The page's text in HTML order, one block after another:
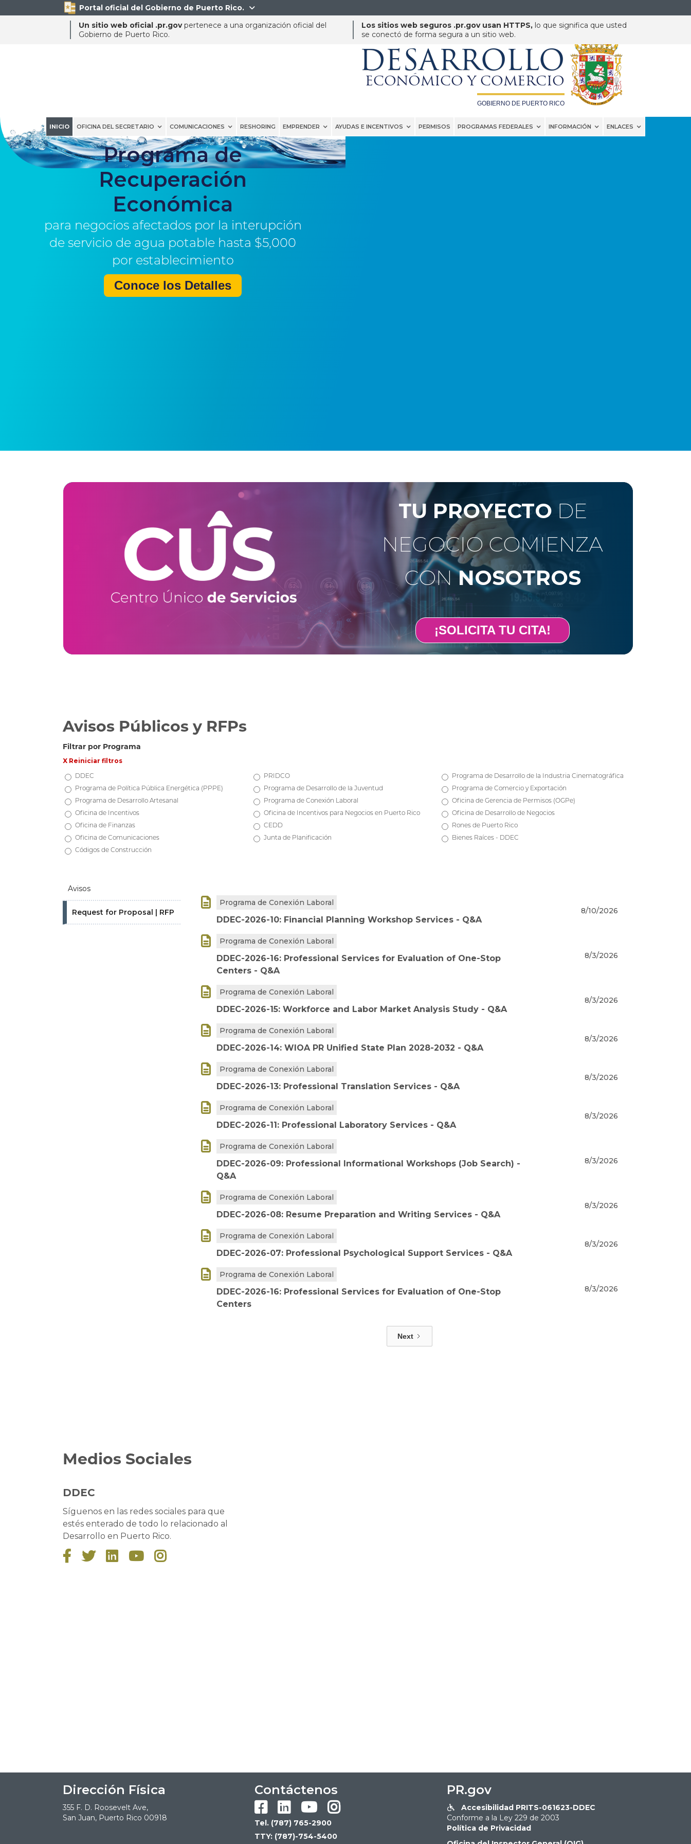
Portal oficial del Gobierno de Puerto Rico. 
Un sitio web oficial .pr.govpertenece a una organización oficial del
Gobierno de Puerto Rico.
Los sitios web seguros .pr.gov usan HTTPS, lo que significa que usted
se conectó de forma segura a un sitio web.DEPARTAMENTO DE
DESARROLLO
ECONÓMICO Y COMERCIO
GOBIERNO DE PUERTO RICO
INICIO OFICINA DEL SECRETARIO COMUNICACIONES RESHORING EMPRENDER AYUDAS E INCENTIVOS PERMISOS PROGRAMAS FEDERALES INFORMACIÓN ENLACES
Programa de
Recuperación
Económica
para negocios afectados por la interupción
de servicio de agua potable hasta $5,000
por establecimiento
Conoce los Detalles
TU PROYECTO DE
NEGOCIO COMIENZA
CONNOSOTROS
¡SOLICITA TU CITA!
Avisos Públicos y RFPs
Filtrar por Programa
X Reiniciar filtros
DDEC
PRIDCO
Programa de Desarrollo de la Industria Cinematográfica
Programa de Política Pública Energética (PPPE)
Programa de Desarrollo de la Juventud
Programa de Comercio y Exportación
Programa de Desarrollo Artesanal
Programa de Conexión Laboral
Oficina de Gerencia de Permisos (OGPe)
Oficina de Incentivos
Oficina de Incentivos para Negocios en Puerto Rico
Oficina de Desarrollo de Negocios
Oficina de Finanzas
CEDD
Rones de Puerto Rico
Oficina de Comunicaciones
Junta de Planificación
Bienes Raíces - DDEC
Códigos de Construcción
Avisos
Request for Proposal | RFP
 Programa de Conexión Laboral
DDEC-2026-10: Financial Planning Workshop Services - Q&A
8/10/2026
 Programa de Conexión Laboral
DDEC-2026-16: Professional Services for Evaluation of One-Stop
Centers - Q&A
8/3/2026
 Programa de Conexión Laboral
DDEC-2026-15: Workforce and Labor Market Analysis Study - Q&A
8/3/2026
 Programa de Conexión Laboral
DDEC-2026-14: WIOA PR Unified State Plan 2028-2032 - Q&A
8/3/2026
 Programa de Conexión Laboral
DDEC-2026-13: Professional Translation Services - Q&A
8/3/2026
 Programa de Conexión Laboral
DDEC-2026-11: Professional Laboratory Services - Q&A
8/3/2026
 Programa de Conexión Laboral
DDEC-2026-09: Professional Informational Workshops (Job Search) -
Q&A
8/3/2026
 Programa de Conexión Laboral
DDEC-2026-08: Resume Preparation and Writing Services - Q&A
8/3/2026
 Programa de Conexión Laboral
DDEC-2026-07: Professional Psychological Support Services - Q&A
8/3/2026
 Programa de Conexión Laboral
DDEC-2026-16: Professional Services for Evaluation of One-Stop
Centers
8/3/2026
Next
Medios Sociales
DDEC
Síguenos en las redes sociales para que
estés enterado de todo lo relacionado al
Desarrollo en Puerto Rico.
    
Dirección Física
355 F. D. Roosevelt Ave,
San Juan, Puerto Rico 00918
Contáctenos

  
Tel. (787) 765-2900
TTY: (787)-754-5400
PR.gov

Accesibilidad PRITS-061623-DDEC
Conforme a la Ley 229 de 2003
Política de Privacidad